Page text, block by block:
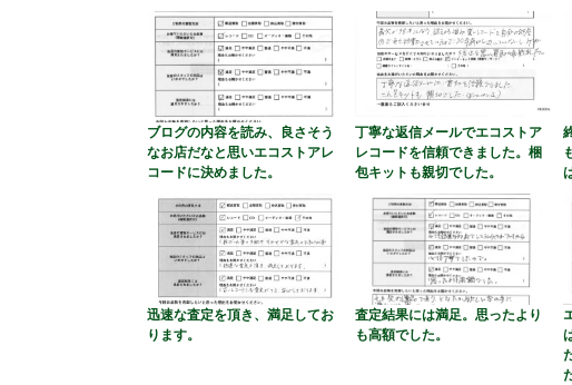
ブログの内容を読み、良さそう
なお店だなと思いエコストアレ
コードに決めました。
丁寧な返信メールでエコストア
レコードを信頼できました。梱
包キットも親切でした。
迅速な査定を頂き、満足してお
ります。
査定結果には満足。思ったより
も高額でした。